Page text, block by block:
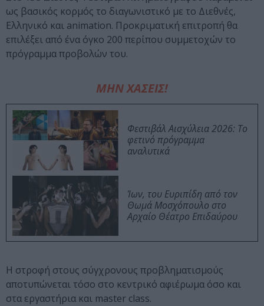
ως βασικός κορμός το διαγωνιστικό με το Διεθνές,
Ελληνικό και animation. Προκριματική επιτροπή θα
επιλέξει από ένα όγκο 200 περίπου συμμετοχών το
πρόγραμμα προβολών του.
ΜΗΝ ΧΑΣΕΙΣ!
Φεστιβάλ Αισχύλεια 2026: Το
φετινό πρόγραμμα
αναλυτικά
Ίων, του Ευριπίδη από τον
Θωμά Μοσχόπουλο στο
Αρχαίο Θέατρο Επιδαύρου
Η στροφή στους σύγχρονους προβληματισμούς
αποτυπώνεται τόσο στο κεντρικό αφιέρωμα όσο και
στα εργαστήρια και master class.